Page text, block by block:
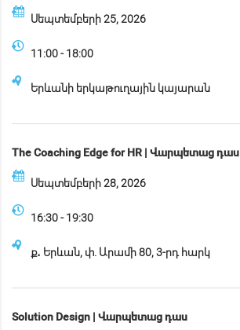
Սեպտեմբերի 25, 2026
11:00 - 18:00
Երևանի երկաթուղային կայարան
The Coaching Edge for HR | Վարպետաց դաս
Սեպտեմբերի 28, 2026
16:30 - 19:30
ք․ Երևան, փ. Արամի 80, 3-րդ հարկ
Solution Design | Վարպետաց դաս